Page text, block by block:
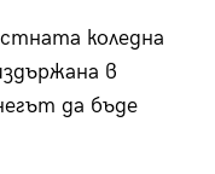
коледна
в
да бъде